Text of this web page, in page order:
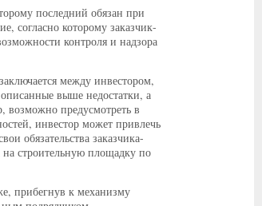
последний обязан при
согласно которому заказчик-
контроля и надзора
между инвестором,
выше недостатки, а
возможно предусмотреть в
инвестор может привлечь
обязательства заказчика-
на строительную площадку по
прибегнув к механизму